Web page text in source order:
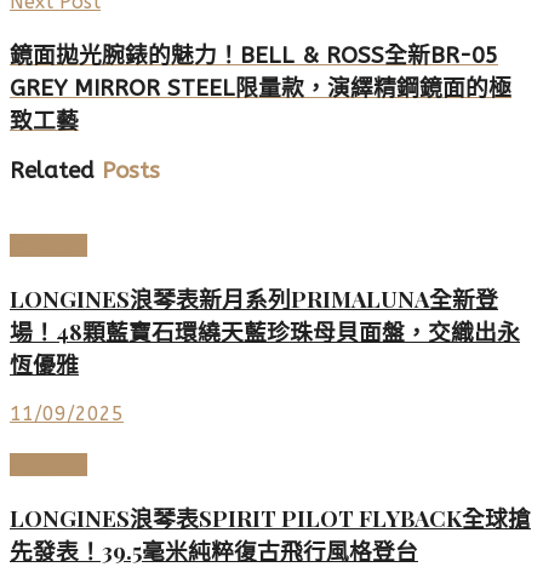
鏡面拋光腕錶的魅力！BELL & ROSS全新BR-05
GREY MIRROR STEEL限量款，演繹精鋼鏡面的極
致工藝
Related Posts
LONGINES浪琴表新月系列PRIMALUNA全新登
場！48顆藍寶石環繞天藍珍珠母貝面盤，交織出永
恆優雅
11/09/2025
LONGINES浪琴表SPIRIT PILOT FLYBACK全球搶
先發表！39.5毫米純粹復古飛行風格登台